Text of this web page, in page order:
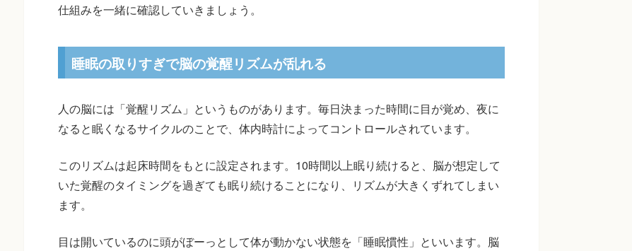
仕組みを一緒に確認していきましょう。
睡眠の取りすぎで脳の覚醒リズムが乱れる
人の脳には「覚醒リズム」というものがあります。毎日決まった時間に目が覚め、夜に
なると眠くなるサイクルのことで、体内時計によってコントロールされています。
このリズムは起床時間をもとに設定されます。10時間以上眠り続けると、脳が想定して
いた覚醒のタイミングを過ぎても眠り続けることになり、リズムが大きくずれてしまい
ます。
目は開いているのに頭がぼーっとして体が動かない状態を「睡眠慣性」といいます。脳